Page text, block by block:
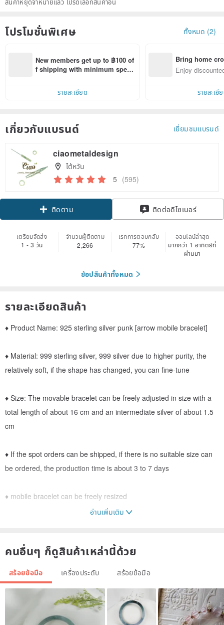
สินค้าหยุดจำหน่ายแล้ว โปรดเลือกสินค้าอื่น
โปรโมชั่นพิเศษ ทั้งหมด (2)
New members get up to ฿100 of
f shipping with minimum spen
within 7 days!
รายละเอียด
Bring home
n with ease
Enjoy
รายละเอี
เกี่ยวกับแบรนด์ เยี่ยมชมแบรนด์
ciaometaldesign
ไต้หวัน
5 (595)
ติดตาม ติดต่อดีไซเนอร์
เตรียมจัดส่ง
1 - 3 วัน
จำนวนผู้ติดตาม
2,266
เรทการตอบกลับ
77%
ออนไลน์ล่าสุด
มากกว่า 1 อาทิตย์ที่
ผ่านมา
ช้อปสินค้าทั้งหมด
รายละเอียดสินค้า
♦ Product Name: 925 sterling silver punk [arrow mobile bracelet]
♦ Material: 999 sterling silver, 999 silver due to higher purity, the
relatively soft, if the shape has changed, you can fine-tune
♦ Size: The movable bracelet can be freely adjusted in size with a
total length of about 16 cm and an intermediate silver of about 1.5
cm
♦ If the spot orders can be shipped, if there is no suitable size can
be ordered, the production time is about 3 to 7 days
♦ mobile bracelet can be freely resized
★ hand-made machines can not be as precise as perfect, natural
materials can not be exactly the same, unacceptable Please do not
order!
【Silverware maintenance and preservation methods
อ่านเพิ่มเติม
คนอื่นๆ ก็ดูสินค้าเหล่านี้ด้วย
สร้อยข้อมือ เครื่องประดับ สร้อยข้อมือ